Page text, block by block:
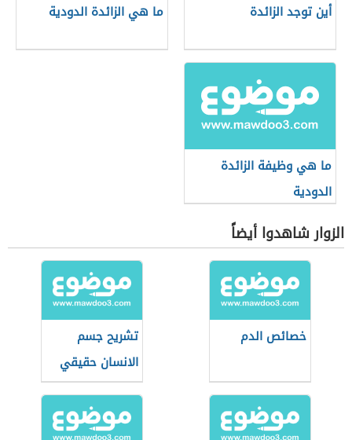
أين توجد الزائدة ما هي الزائدة الدودية
ما هي وظيفة الزائدة
الدودية
الزوار شاهدوا أيضاً
خصائص الدم
تشريح جسم
الانسان حقيقي